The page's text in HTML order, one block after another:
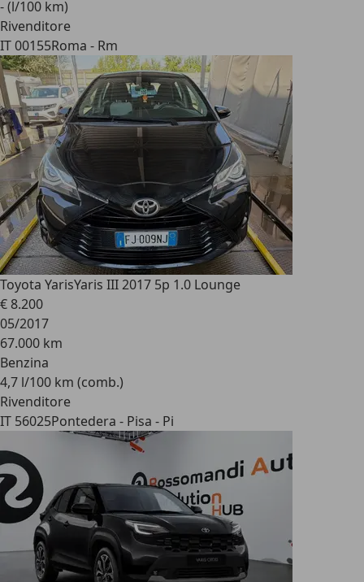
- (l/100 km)
Rivenditore
IT 00155Roma - Rm
Toyota YarisYaris III 2017 5p 1.0 Lounge
€ 8.200
05/2017
67.000 km
Benzina
4,7 l/100 km (comb.)
Rivenditore
IT 56025Pontedera - Pisa - Pi